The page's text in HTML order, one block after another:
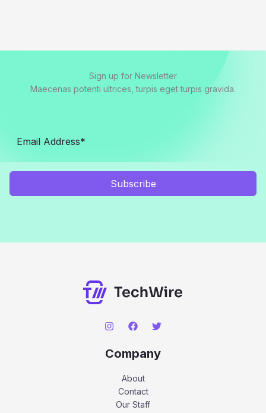
Sign up for Newsletter
Maecenas potenti ultrices, turpis eget turpis gravida.
Subscribe
Company
About
Contact
Our Staff